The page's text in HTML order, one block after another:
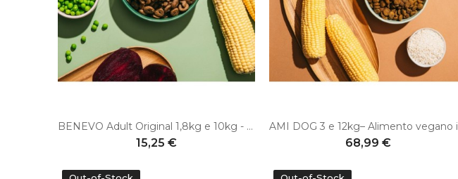
BENEVO Adult Original 1,8kg e 10kg - Alimento vegano per cani adulti
15,25 € 68,99 €